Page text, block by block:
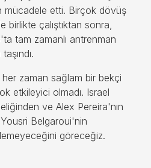
mücadele etti. Birçok dövüş
birlikte çalıştıktan sonra,
tam zamanlı antrenman
zaman sağlam bir bekçi
etkileyici olmadı. Israel
ve Alex Pereira'nın
Belgaroui'nin
göreceğiz.